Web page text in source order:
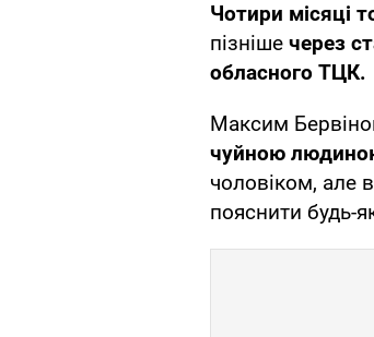
Чотири місяці
пізніше через
обласного ТЦК.
Максим
чуйною
чоловіком, але
пояснити будь-